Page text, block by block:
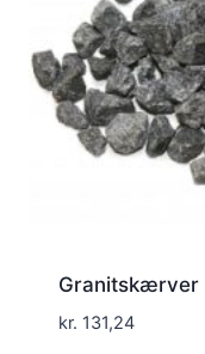
Granitskærver
kr. 131,24